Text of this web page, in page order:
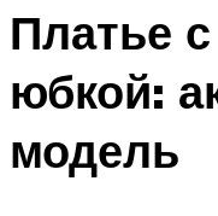
Платье
юбкой:
модель